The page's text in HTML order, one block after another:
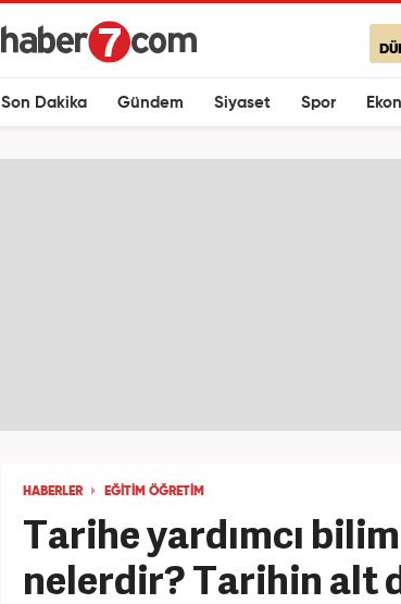
Son Dakika Gündem Siyaset Spor
HABERLER EĞİTİM ÖĞRETİM
Tarihe yardımcı
nelerdir? Tarihin alt